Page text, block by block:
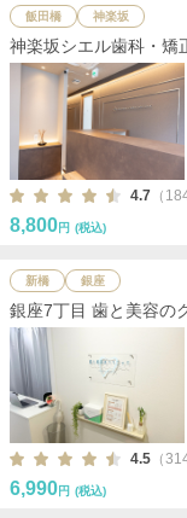
飯田橋 神楽坂
神楽坂シエル歯科・矯
4.7 （
8,800円 (税込)
新橋 銀座
銀座7丁目 歯と美容の
4.5 （
6,990円 (税込)